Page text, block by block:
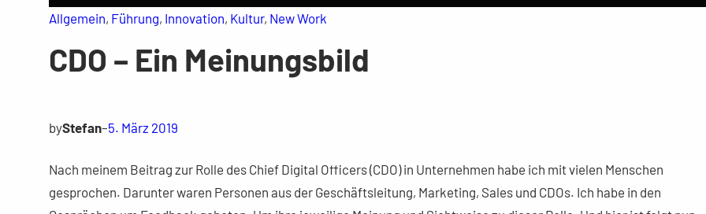
Allgemein, Führung, Innovation, Kultur, New Work
CDO – Ein Meinungsbild
byStefan–5. März 2019
Nach meinem Beitrag zur Rolle des Chief Digital Officers (CDO) in Unternehmen habe ich mit vielen Menschen
gesprochen. Darunter waren Personen aus der Geschäftsleitung, Marketing, Sales und CDOs. Ich habe in den